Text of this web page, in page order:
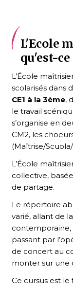
L'Ecole
qu'est-ce
L’École
scolarisés dans
CE1 à la 3ème,
le travail
s’organise en
CM2, les
(Maîtrise/
L’École
collective,
de partage.
Le répertoire
varié, allant de
contemporaine,
passant par
de concert au
monter sur une
Ce cursus est le